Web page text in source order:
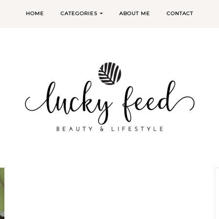
HOME CATEGORIES ABOUT ME CONTACT